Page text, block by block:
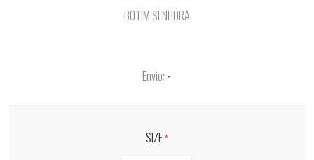
BOTIM SENHORA
Envio: -
SIZE*